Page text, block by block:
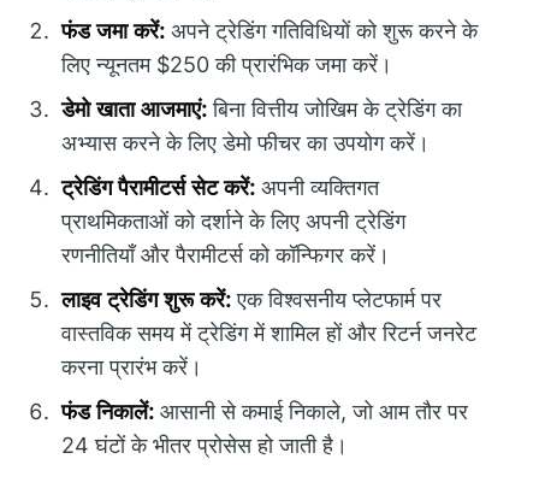
फंड जमा करें: अपने ट्रेडिंग गतिविधियों को शुरू करने के
लिए न्यूनतम $250 की प्रारंभिक जमा करें।
डेमो खाता आजमाएं:बिना वित्तीय जोखिम के ट्रेडिंग का
अभ्यास करने के लिए डेमो फीचर का उपयोग करें।
ट्रेडिंग पैरामीटर्स सेट करें: अपनी व्यक्तिगत
प्राथमिकताओं को दर्शाने के लिए अपनी ट्रेडिंग
रणनीतियाँ और पैरामीटर्स को कॉन्फिगर करें।
लाइव ट्रेडिंग शुरू करें:एक विश्वसनीय प्लेटफार्म पर
वास्तविक समय में ट्रेडिंग में शामिल हों और रिटर्न जनरेट
करना प्रारंभ करें।
फंड निकालें: आसानी से कमाई निकाले, जो आम तौर पर
24 घंटों के भीतर प्रोसेस हो जाती है।